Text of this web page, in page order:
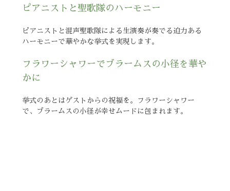
ピアニストと聖歌隊のハーモニー
ピアニストと混声聖歌隊による生演奏が奏でる迫力ある
ハーモニーで華やかな挙式を実現します。
フラワーシャワーでブラームスの小径を華や
かに
挙式のあとはゲストからの祝福を。フラワーシャワー
で、ブラームスの小径が幸せムードに包まれます。